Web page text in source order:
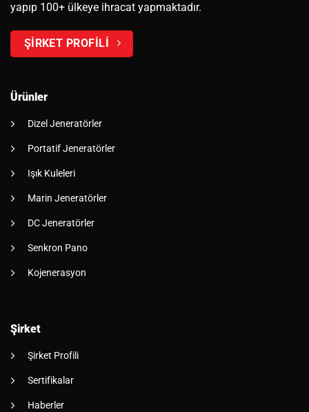
yapıp 100+ ülkeye ihracat yapmaktadır.
ŞİRKET PROFİLİ
Ürünler
Dizel Jeneratörler
Portatif Jeneratörler
Işık Kuleleri
Marin Jeneratörler
DC Jeneratörler
Senkron Pano
Kojenerasyon
Şirket
Şirket Profili
Sertifikalar
Haberler